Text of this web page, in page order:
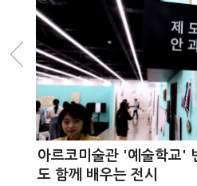
아르코미술관 '예술학교'
도 함께 배우는 전시